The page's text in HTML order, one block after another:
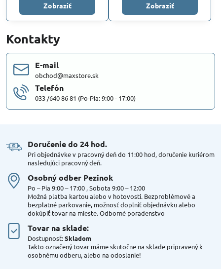
Zobraziť Zobraziť
Kontakty
E-mail
obchod@maxstore.sk
Telefón
033 /640 86 81 (Po-Pia: 9:00 - 17:00)
Doručenie do 24 hod​.
Pri objednávke v pracovný deň do 11:00 hod, doručenie kuriérom
nasledujúci pracovný deň.
Osobný odber Pezinok
Po – Pia 9:00 – 17:00 , Sobota 9:00 – 12:00
Možná platba kartou alebo v hotovosti. Bezproblémové a
bezplatné parkovanie, možnosť doplniť objednávku alebo
dokúpiť tovar na mieste. Odborné poradenstvo
Tovar na sklade:
Dostupnosť:Skladom
Takto označený tovar máme skutočne na sklade pripravený k
osobnému odberu, alebo na odoslanie!